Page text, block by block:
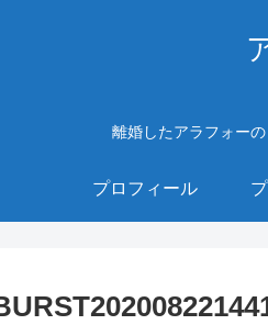
離婚したアラフォー
プロフィール